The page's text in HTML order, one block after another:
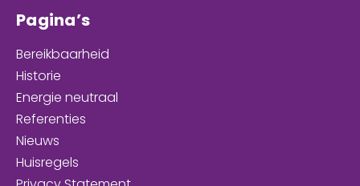
Pagina’s
Bereikbaarheid
Historie
Energie neutraal
Referenties
Nieuws
Huisregels